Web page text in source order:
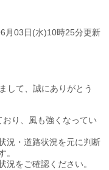
月03日(水)10時25分更新
して、誠にありがとう
り、風も強くなってい
況・道路状況を元に判断
。
況をご確認ください。